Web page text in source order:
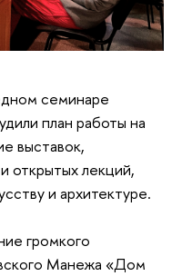
семинаре
план работы на
выставок,
открытых лекций,
и архитектуре.
громкого
Манежа «Дом